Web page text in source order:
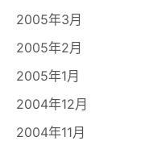
2005年3月
2005年2月
2005年1月
2004年12月
2004年11月